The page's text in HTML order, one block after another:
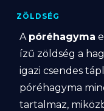
ZÖLDSÉG
A póréhagyma
ízű zöldség a
igazi csendes
póréhagyma
tartalmaz,